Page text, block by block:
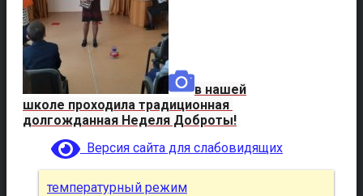
в нашей
школе проходила традиционная
долгожданная Неделя Доброты!
Версия сайта для слабовидящих
температурный режим